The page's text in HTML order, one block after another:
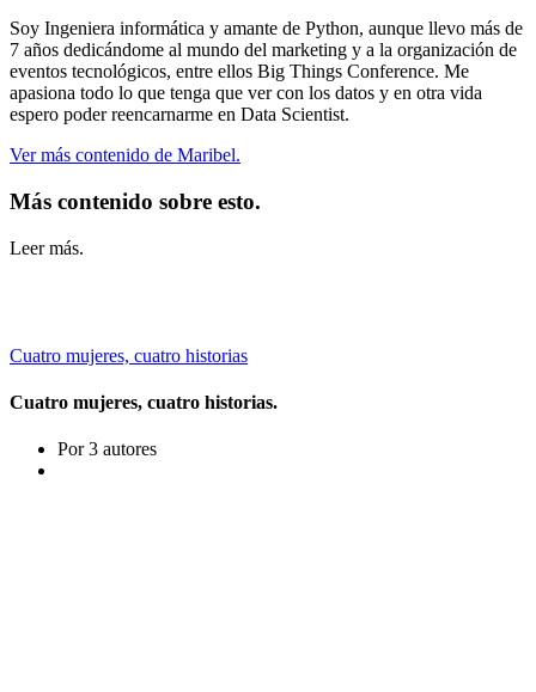
Soy Ingeniera informática y amante de Python, aunque llevo más de
7 años dedicándome al mundo del marketing y a la organización de
eventos tecnológicos, entre ellos Big Things Conference. Me
apasiona todo lo que tenga que ver con los datos y en otra vida
espero poder reencarnarme en Data Scientist.
Ver más contenido de Maribel.
Más contenido sobre esto.
Leer más.
Cuatro mujeres, cuatro historias
Cuatro mujeres, cuatro historias.
Por 3 autores